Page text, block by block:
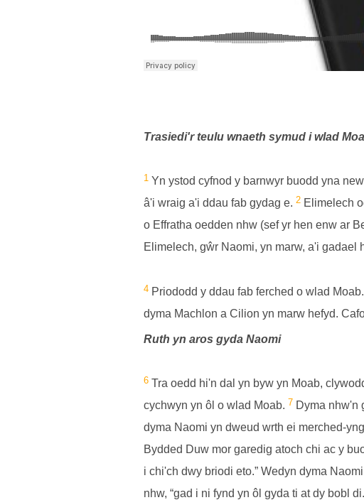
Trasiedi'r teulu wnaeth symud i wlad
1 Yn ystod cyfnod y barnwyr buodd yna
â'i wraig a'i ddau fab gydag e. 2 Elimelech
o Effratha oedden nhw (sef yr hen enw ar
Elimelech, gŵr Naomi, yn marw, a'i gadael
4 Priododd y ddau fab ferched o wlad
dyma Machlon a Cilion yn marw hefyd.
Ruth yn aros gyda Naomi
6 Tra oedd hi'n dal yn byw yn Moab,
cychwyn yn ôl o wlad Moab. 7 Dyma nhw'n
dyma Naomi yn dweud wrth ei merched-
Bydded Duw mor garedig atoch chi ac y
i chi'ch dwy briodi eto.” Wedyn dyma
nhw, “gad i ni fynd yn ôl gyda ti at dy bobl